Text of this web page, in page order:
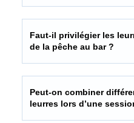
Faut-il privilégier les
de la pêche au bar ?
Peut-on combiner
leurres lors d’une